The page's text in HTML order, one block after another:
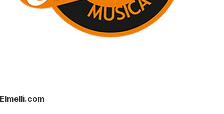
Elmelli.com